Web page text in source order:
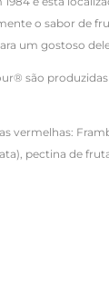
o sabor de
um gostoso
são
vermelhas:
pectina de